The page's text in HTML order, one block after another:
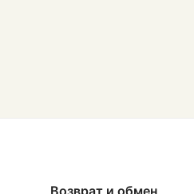
Возврат и обмен